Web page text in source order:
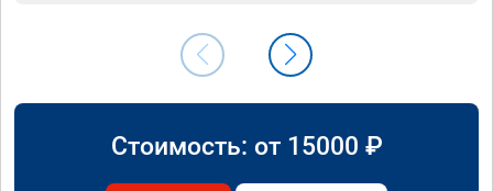
Стоимость: от 15000 ₽